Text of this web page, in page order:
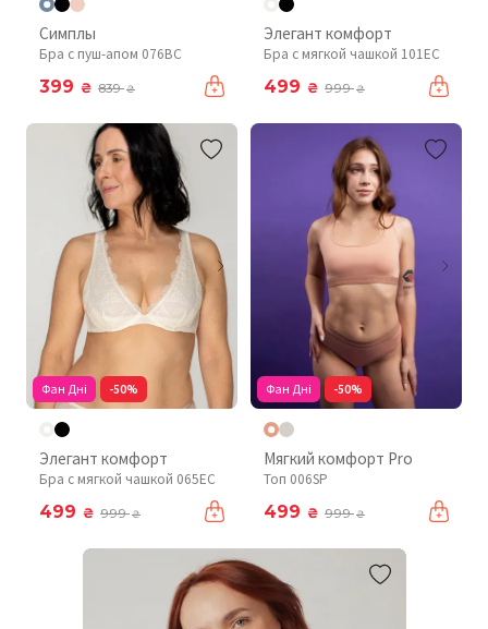
Симплы
Бра с пуш-апом 076BC
399 ₴ 839₴
Элегант комфорт
Бра с мягкой чашкой 101EC
499 ₴ 999₴
Фан Дні -50%
Элегант комфорт
Бра с мягкой чашкой 065EC
499 ₴ 999₴
Фан Дні -50%
Мягкий комфорт Pro
Топ 006SP
499 ₴ 999₴